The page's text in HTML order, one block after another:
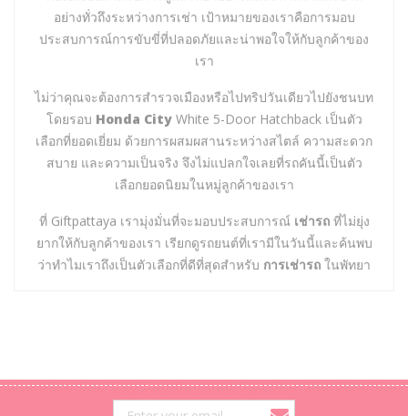
Hatchback ได้รับการดูแลรักษาอย่างดีและทำความสะอาด
อย่างทั่วถึงระหว่างการเช่า เป้าหมายของเราคือการมอบ
ประสบการณ์การขับขี่ที่ปลอดภัยและน่าพอใจให้กับลูกค้าของ
เรา
ไม่ว่าคุณจะต้องการสำรวจเมืองหรือไปทริปวันเดียวไปยังชนบท
โดยรอบ Honda City White 5-Door Hatchback เป็นตัว
เลือกที่ยอดเยี่ยม ด้วยการผสมผสานระหว่างสไตล์ ความสะดวก
สบาย และความเป็นจริง จึงไม่แปลกใจเลยที่รถคันนี้เป็นตัว
เลือกยอดนิยมในหมู่ลูกค้าของเรา
ที่ Giftpattaya เรามุ่งมั่นที่จะมอบประสบการณ์ เช่ารถที่ไม่ยุ่ง
ยากให้กับลูกค้าของเรา เรียกดูรถยนต์ที่เรามีในวันนี้และค้นพบ
ว่าทำไมเราถึงเป็นตัวเลือกที่ดีที่สุดสำหรับ การเช่ารถ ในพัทยา